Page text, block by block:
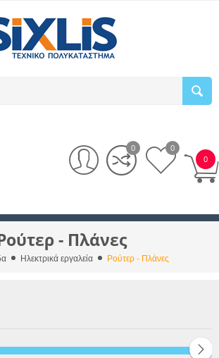
0
0 0
- Πλάνες
Ηλεκτρικά εργαλεία Ρούτερ - Πλάνες